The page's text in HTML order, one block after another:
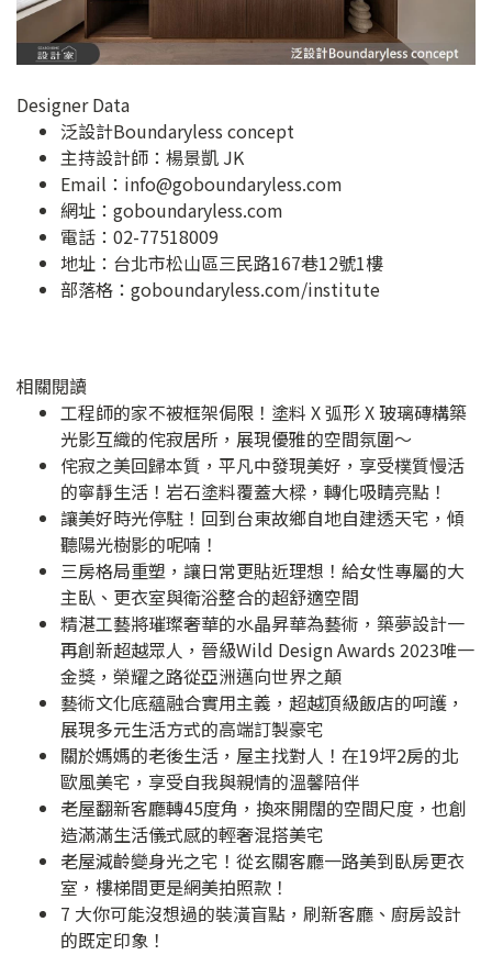
Designer Data
泛設計Boundaryless concept
主持設計師：楊景凱 JK
Email： info@goboundaryless.com
網址： goboundaryless.com
電話：02-77518009
地址： 台北市松山區三民路167巷12號1樓
部落格： goboundaryless.com/institute
相關閱讀
工程師的家不被框架侷限！塗料 X 弧形 X 玻璃磚構築
光影互織的侘寂居所，展現優雅的空間氛圍～
侘寂之美回歸本質，平凡中發現美好，享受樸質慢活
的寧靜生活！岩石塗料覆蓋大樑，轉化吸睛亮點！
讓美好時光停駐！回到台東故鄉自地自建透天宅，傾
聽陽光樹影的呢喃！
三房格局重塑，讓日常更貼近理想！給女性專屬的大
主臥、更衣室與衛浴整合的超舒適空間
精湛工藝將璀璨奢華的水晶昇華為藝術，築夢設計一
再創新超越眾人，晉級Wild Design Awards 2023唯一
金獎，榮耀之路從亞洲邁向世界之顛
藝術文化底蘊融合實用主義，超越頂級飯店的呵護，
展現多元生活方式的高端訂製豪宅
關於媽媽的老後生活，屋主找對人！在19坪2房的北
歐風美宅，享受自我與親情的溫馨陪伴
老屋翻新客廳轉45度角，換來開闊的空間尺度，也創
造滿滿生活儀式感的輕奢混搭美宅
老屋減齡變身光之宅！從玄關客廳一路美到臥房更衣
室，樓梯間更是網美拍照款！
7 大你可能沒想過的裝潢盲點，刷新客廳、廚房設計
的既定印象！